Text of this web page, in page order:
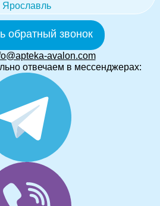
Ярославль
обратный звонок
avalon.com
отвечаем в мессенджерах: